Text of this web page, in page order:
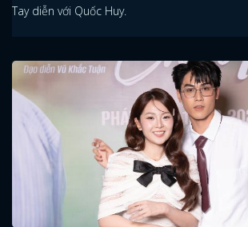
Tay diễn với Quốc Huy.